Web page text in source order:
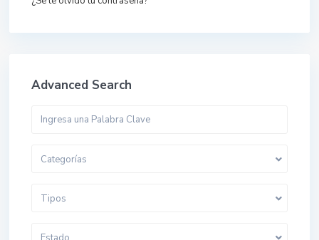
Advanced Search
Categorías
Tipos